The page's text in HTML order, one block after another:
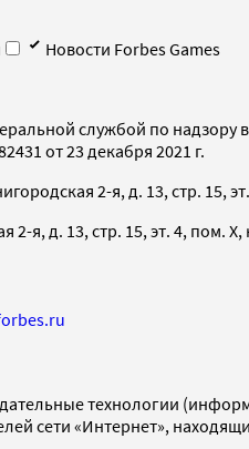
Новости Forbes Games
службой по
от 23 декабря 2021 г.
2-я, д. 13, стр. 15,
я, д. 13, стр. 15, эт. 4, пом. X,
технологии
сети «Интернет»,